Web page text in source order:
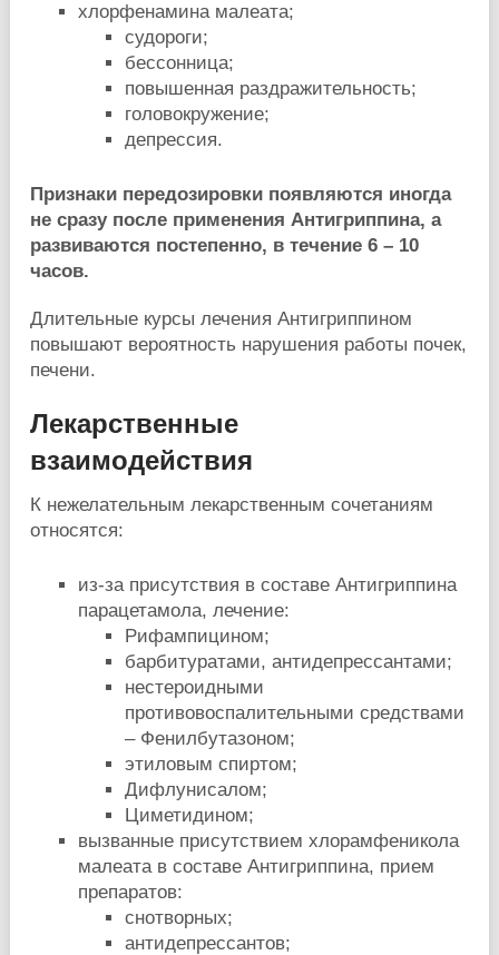
хлорфенамина малеата;
судороги;
бессонница;
повышенная раздражительность;
головокружение;
депрессия.
Признаки передозировки появляются иногда
не сразу после применения Антигриппина, а
развиваются постепенно, в течение 6 – 10
часов.
Длительные курсы лечения Антигриппином
повышают вероятность нарушения работы почек,
печени.
Лекарственные
взаимодействия
К нежелательным лекарственным сочетаниям
относятся:
из-за присутствия в составе Антигриппина
парацетамола, лечение:
Рифампицином;
барбитуратами, антидепрессантами;
нестероидными
противовоспалительными средствами
– Фенилбутазоном;
этиловым спиртом;
Дифлунисалом;
Циметидином;
вызванные присутствием хлорамфеникола
малеата в составе Антигриппина, прием
препаратов:
снотворных;
антидепрессантов;